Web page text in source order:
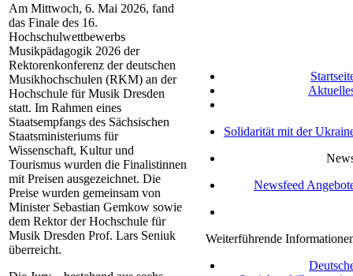
Am Mittwoch, 6. Mai 2026, fand
das Finale des 16.
Hochschulwettbewerbs
Musikpädagogik 2026 der
Rektorenkonferenz der deutschen
Musikhochschulen (RKM) an der
Hochschule für Musik Dresden
statt. Im Rahmen eines
Staatsempfangs des Sächsischen
Staatsministeriums für
Wissenschaft, Kultur und
Tourismus wurden die Finalistinnen
mit Preisen ausgezeichnet. Die
Preise wurden gemeinsam von
Minister Sebastian Gemkow sowie
dem Rektor der Hochschule für
Musik Dresden Prof. Lars Seniuk
überreicht.
Solidarität mit der
Newsfeed
Weiterführende